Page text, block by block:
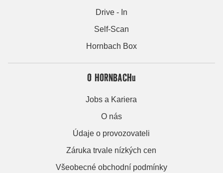
Drive - In
Self-Scan
Hornbach Box
O HORNBACHu
Jobs a Kariera
O nás
Údaje o provozovateli
Záruka trvale nízkých cen
Všeobecné obchodní podmínky